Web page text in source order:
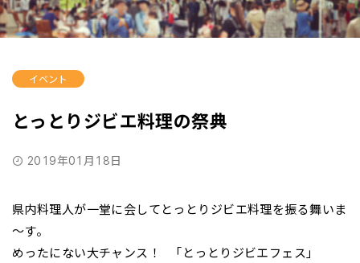
イベント
とっとりジビエ料理の祭典
2019年01月18日
県内料理人が一堂に会してとっとりジビエ料理を振る舞いま
～す。
めったにない大チャンス！ 「とっとりジビエフェス」